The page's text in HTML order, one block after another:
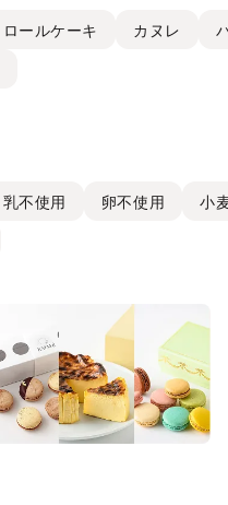
ロールケーキ カヌレ
乳不使用 卵不使用 小